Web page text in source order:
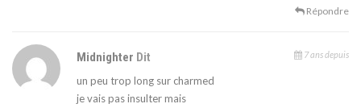
Répondre
Midnighter Dit 7 ans depuis
un peu trop long sur charmed
je vais pas insulter mais